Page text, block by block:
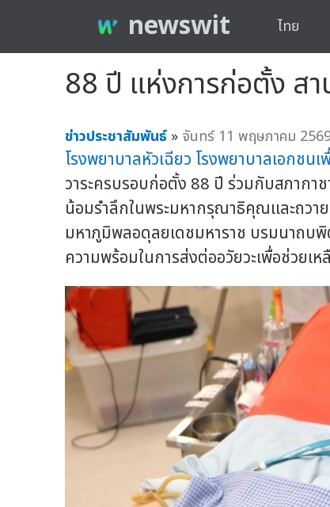
newswit ไทย
88 ปี แห่งการก่อตั้ง ส
ข่าวประชาสัมพันธ์ » จันทร์ 11 พฤษภาคม
โรงพยาบาลหัวเฉียว โรงพยาบาลเอกชน
วาระครบรอบก่อตั้ง 88 ปี ร่วมกับสภากา
น้อมรำลึกในพระมหากรุณาธิคุณและถวา
มหาภูมิพลอดุลยเดชมหาราช บรมนาถบพิ
ความพร้อมในการส่งต่ออวัยวะเพื่อช่วยเ